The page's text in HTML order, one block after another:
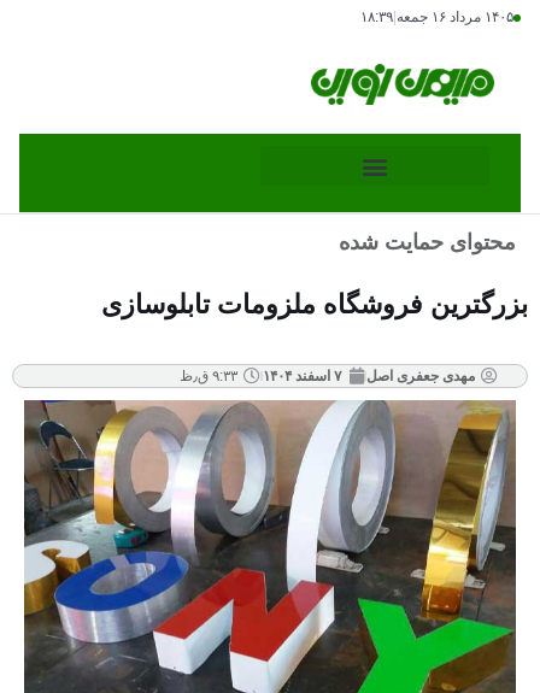
۱۴۰۵ مرداد ۱۶ جمعه ۱۸:۳۹
محتوای حمایت شده
بزرگترین فروشگاه ملزومات تابلوسازی
مهدی جعفری اصل ۷ اسفند ۱۴۰۴ ۹:۳۳ ق٫ظ